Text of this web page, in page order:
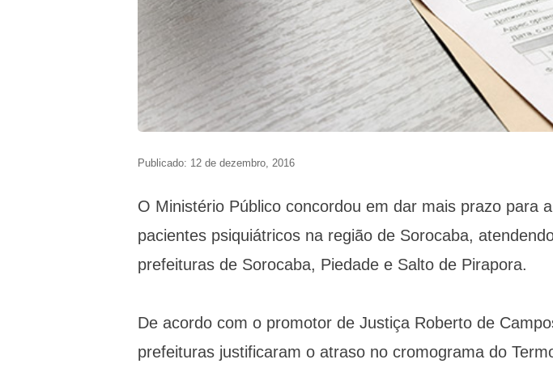
Publicado: 12 de dezembro, 2016
O Ministério Público concordou em dar mais prazo para
pacientes psiquiátricos na região de Sorocaba,
prefeituras de Sorocaba, Piedade e Salto de Pirapora.
De acordo com o promotor de Justiça Roberto de
prefeituras justificaram o atraso no cromograma do